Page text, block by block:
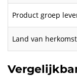
Product groep
Land van herkomst